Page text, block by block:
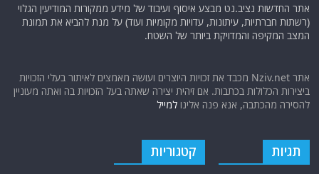
אתר החדשות נציב.נט מבצע איסוף ועיבוד של מידע ממקורות המודיעין הגלוי
(רשתות חברתיות, עיתונות, עדויות מקומיות ועוד) על מנת להביא את תמונת
המצב המקיפה והמדויקת ביותר של השטח.
אתר Nziv.net מכבד את זכויות היוצרים ועושה מאמצים לאיתור בעלי הזכויות
ביצירות הכלולות בכתבות. אם זיהית יצירה שאתה בעל הזכויות בה ואתה מעוניין
להסירה מהכתבה, אנא פנה אלינולמייל
תגיות קטגוריות